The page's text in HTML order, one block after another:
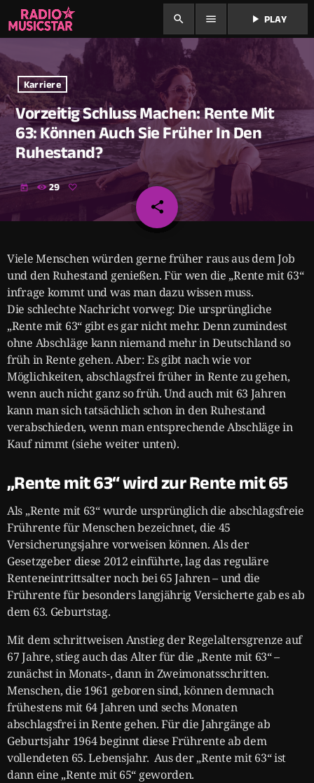
search menu play_arrow PLAY
Karriere
Vorzeitig Schluss Machen: Rente Mit
63: Können Auch Sie Früher In Den
Ruhestand?
today 29
share
email
Viele Menschen würden gerne früher raus aus dem Job
und den Ruhestand genießen. Für wen die „Rente mit 63“
infrage kommt und was man dazu wissen muss.
Die schlechte Nachricht vorweg: Die ursprüngliche
„Rente mit 63“ gibt es gar nicht mehr. Denn zumindest
ohne Abschläge kann niemand mehr in Deutschland so
früh in Rente gehen. Aber: Es gibt nach wie vor
Möglichkeiten, abschlagsfrei früher in Rente zu gehen,
wenn auch nicht ganz so früh. Und auch mit 63 Jahren
kann man sich tatsächlich schon in den Ruhestand
verabschieden, wenn man entsprechende Abschläge in
Kauf nimmt (siehe weiter unten).
„Rente mit 63“ wird zur Rente mit 65
Als „Rente mit 63“ wurde ursprünglich die abschlagsfreie
Frührente für Menschen bezeichnet, die 45
Versicherungsjahre vorweisen können. Als der
Gesetzgeber diese 2012 einführte, lag das reguläre
Renteneintrittsalter noch bei 65 Jahren – und die
Frührente für besonders langjährig Versicherte gab es ab
dem 63. Geburtstag.
Mit dem schrittweisen Anstieg der Regelaltersgrenze auf
67 Jahre, stieg auch das Alter für die „Rente mit 63“ –
zunächst in Monats-, dann in Zweimonatsschritten.
Menschen, die 1961 geboren sind, können demnach
frühestens mit 64 Jahren und sechs Monaten
abschlagsfrei in Rente gehen. Für die Jahrgänge ab
Geburtsjahr 1964 beginnt diese Frührente ab dem
vollendeten 65. Lebensjahr. Aus der „Rente mit 63“ ist
dann eine „Rente mit 65“ geworden.